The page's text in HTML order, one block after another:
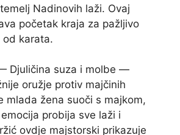
Nadinovih laži. Ovaj
početak kraja za pažljivo
od karata.
Djuličina suza i molbe —
oružje protiv majčinih
mlada žena suoči s majkom,
probija sve laži i
ovdje majstorski prikazuje